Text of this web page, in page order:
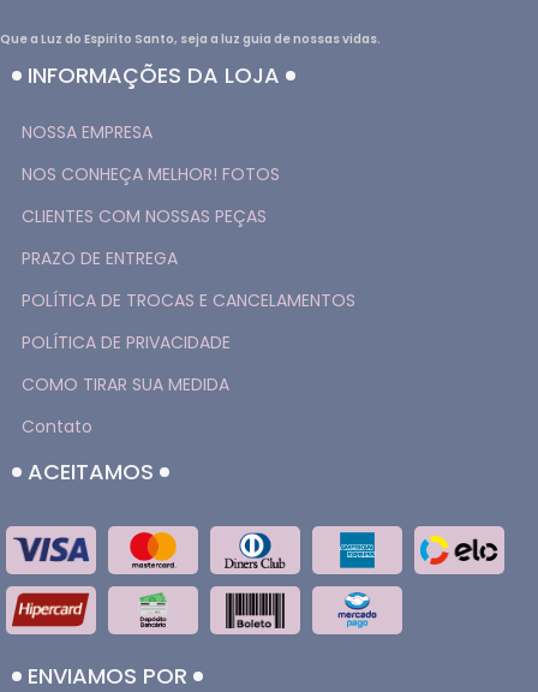
Que a Luz do Espirito Santo, seja a luz guia de nossas vidas.
INFORMAÇÕES DA LOJA
NOSSA EMPRESA
NOS CONHEÇA MELHOR! FOTOS
CLIENTES COM NOSSAS PEÇAS
PRAZO DE ENTREGA
POLÍTICA DE TROCAS E CANCELAMENTOS
POLÍTICA DE PRIVACIDADE
COMO TIRAR SUA MEDIDA
Contato
ACEITAMOS
ENVIAMOS POR